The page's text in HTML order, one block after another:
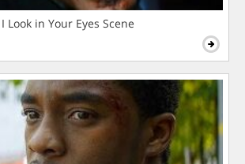
Look in Your Eyes Scene